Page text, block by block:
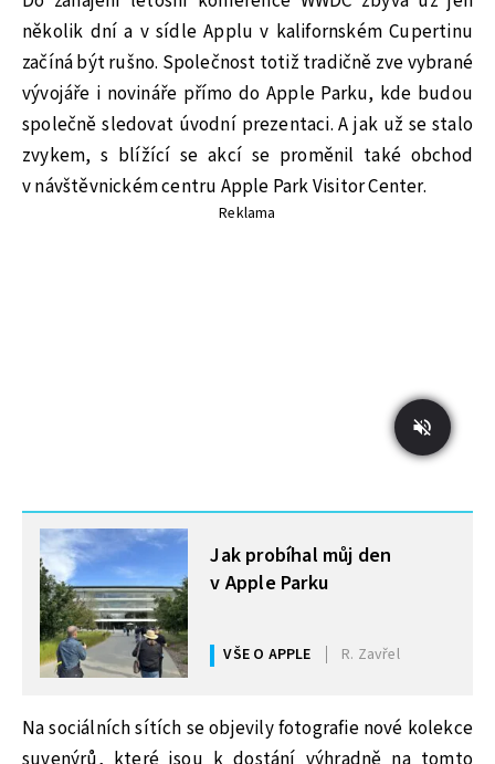
několik dní a v sídle Applu v kalifornském Cupertinu
začíná být rušno. Společnost totiž tradičně zve vybrané
vývojáře i novináře přímo do Apple Parku, kde budou
společně sledovat úvodní prezentaci. A jak už se stalo
zvykem, s blížící se akcí se proměnil také obchod
v návštěvnickém centru Apple Park Visitor Center.
Reklama
MOHLO BY VÁS ZAJÍMAT
Jak probíhal můj den
v Apple Parku
VŠE O APPLE R. Zavřel
Na sociálních sítích se objevily fotografie nové kolekce